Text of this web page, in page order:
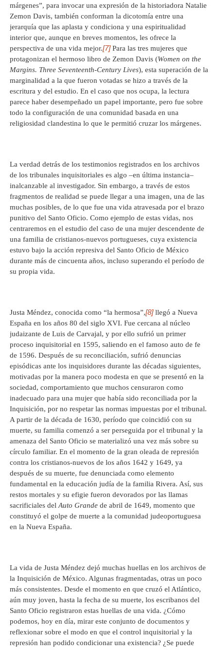
márgenes”, para invocar una expresión de la historiadora Natalie
Zemon Davis, también conforman la dicotomía entre una
jerarquía que las aplasta y condiciona y una espiritualidad
interior que, aunque en breves momentos, les ofrece la
perspectiva de una vida mejor.[7]Para las tres mujeres que
protagonizan el hermoso libro de Zemon Davis (Women on the
Margins. Three Seventeenth-Century Lives), esta superación de la
marginalidad a la que fueron votadas se hizo a través de la
escritura y del estudio. En el caso que nos ocupa, la lectura
parece haber desempeñado un papel importante, pero fue sobre
todo la configuración de una comunidad basada en una
religiosidad clandestina lo que le permitió cruzar los márgenes.
La verdad detrás de los testimonios registrados en los archivos
de los tribunales inquisitoriales es algo –en última instancia–
inalcanzable al investigador. Sin embargo, a través de estos
fragmentos de realidad se puede llegar a una imagen, una de las
muchas posibles, de lo que fue una vida atravesada por el brazo
punitivo del Santo Oficio. Como ejemplo de estas vidas, nos
centraremos en el estudio del caso de una mujer descendente de
una familia de cristianos-nuevos portugueses, cuya existencia
estuvo bajo la acción represiva del Santo Oficio de México
durante más de cincuenta años, incluso superando el período de
su propia vida.
Justa Méndez, conocida como “la hermosa”,[8]llegó a Nueva
España en los años 80 del siglo XVI. Fue cercana al núcleo
judaizante de Luis de Carvajal, y por ello sufrió un primer
proceso inquisitorial en 1595, saliendo en el famoso auto de fe
de 1596. Después de su reconciliación, sufrió denuncias
episódicas ante los inquisidores durante las décadas siguientes,
motivadas por la manera poco modesta en que se presentó en la
sociedad, comportamiento que muchos censuraron como
inadecuado para una mujer que había sido reconciliada por la
Inquisición, por no respetar las normas impuestas por el tribunal.
A partir de la década de 1630, período que coincidió con su
muerte, su familia comenzó a ser perseguida por el tribunal y la
amenaza del Santo Oficio se materializó una vez más sobre su
círculo familiar. En el momento de la gran oleada de represión
contra los cristianos-nuevos de los años 1642 y 1649, ya
después de su muerte, fue denunciada como elemento
fundamental en la educación judía de la familia Rivera. Así, sus
restos mortales y su efigie fueron devorados por las llamas
sacrificiales del Auto Grande de abril de 1649, momento que
constituyó el golpe de muerte a la comunidad judeoportuguesa
en la Nueva España.
La vida de Justa Méndez dejó muchas huellas en los archivos de
la Inquisición de México. Algunas fragmentadas, otras un poco
más consistentes. Desde el momento en que cruzó el Atlántico,
aún muy joven, hasta la fecha de su muerte, los escribanos del
Santo Oficio registraron estas huellas de una vida. ¿Cómo
podemos, hoy en día, mirar este conjunto de documentos y
reflexionar sobre el modo en que el control inquisitorial y la
represión han podido condicionar una existencia? ¿Se puede